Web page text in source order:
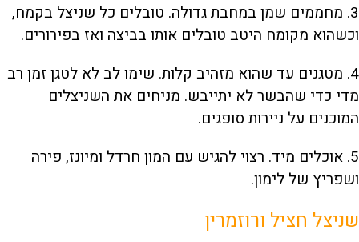
3. מחממים שמן במחבת גדולה. טובלים כל שניצל בקמח,
וכשהוא מקומח היטב טובלים אותו בביצה ואז בפירורים.
4. מטגנים עד שהוא מזהיב קלות. שימו לב לא לטגן זמן רב
מדי כדי שהבשר לא יתייבש. מניחים את השניצלים
המוכנים על ניירות סופגים.
5. אוכלים מיד. רצוי להגיש עם המון חרדל ומיונז, פירה
ושפריץ של לימון.
שניצל חציל ורוזמרין